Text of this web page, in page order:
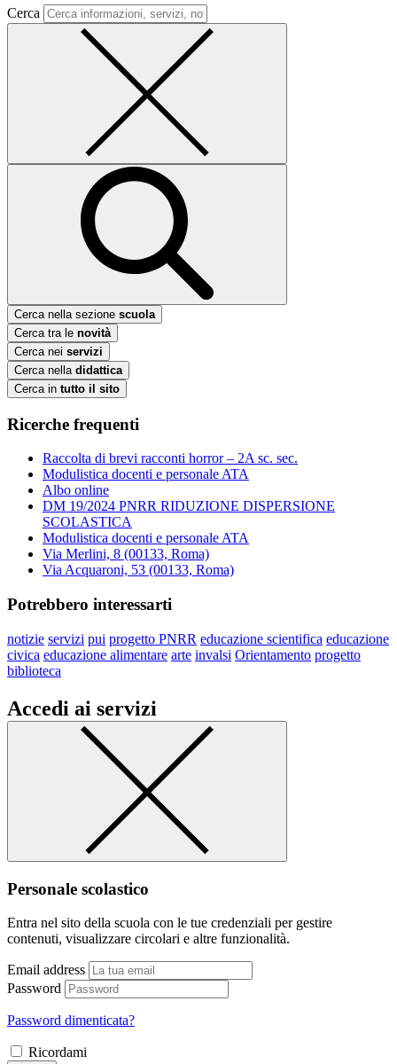
Cerca
Cerca nella sezione scuola
Cerca tra le novità
Cerca nei servizi
Cerca nella didattica
Cerca in tutto il sito
Ricerche frequenti
Raccolta di brevi racconti horror – 2A sc. sec.
Modulistica docenti e personale ATA
Albo online
DM 19/2024 PNRR RIDUZIONE DISPERSIONE
SCOLASTICA
Modulistica docenti e personale ATA
Via Merlini, 8 (00133, Roma)
Via Acquaroni, 53 (00133, Roma)
Potrebbero interessarti
notizie servizi pui progetto PNRR educazione scientifica educazione
civica educazione alimentare arte invalsi Orientamento progetto
biblioteca
Accedi ai servizi
Personale scolastico
Entra nel sito della scuola con le tue credenziali per gestire
contenuti, visualizzare circolari e altre funzionalità.
Email address
Password
Password dimenticata?
Ricordami